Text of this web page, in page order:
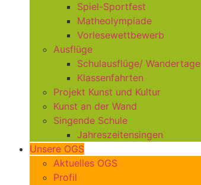
Spiel-Sportfest
Matheolympiade
Vorlesewettbewerb
Ausflüge
Schulausflüge/ Wandertage
Klassenfahrten
Projekt Kunst und Kultur
Kunst an der Wand
Singende Schule
Jahreszeitensingen
Unsere OGS
Aktuelles OGS
Profil